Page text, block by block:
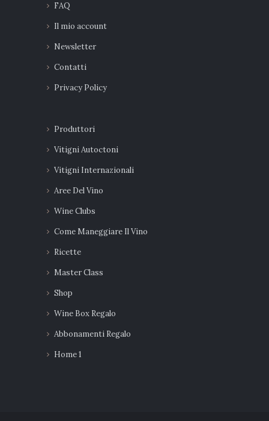
FAQ
Il mio account
Newsletter
Contatti
Privacy Policy
Produttori
Vitigni Autoctoni
Vitigni Internazionali
Aree Del Vino
Wine Clubs
Come Maneggiare Il Vino
Ricette
Master Class
Shop
Wine Box Regalo
Abbonamenti Regalo
Home 1